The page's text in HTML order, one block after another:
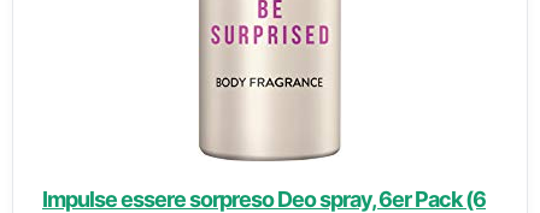
Impulse essere sorpreso Deo spray, 6er Pack (6